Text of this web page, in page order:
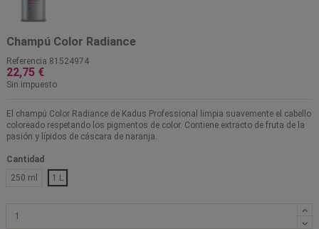
Champú Color Radiance
Referencia 81524974
22,75 €
Sin impuesto
El champú Color Radiance de Kadus Professional limpia suavemente el cabello
coloreado respetando los pigmentos de color. Contiene extracto de fruta de la
pasión y lípidos de cáscara de naranja.
Cantidad
250 ml
1 L